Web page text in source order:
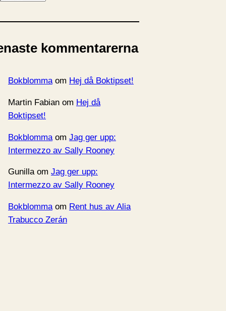
kommentarerna
Bokblommaom Hej då Boktipset!
Martin Fabian om Hej då
Boktipset!
Bokblomma om Jag ger upp:
Intermezzo av Sally Rooney
Gunillaom Jag ger upp:
Intermezzo av Sally Rooney
Bokblommaom Rent hus av Alia
Trabucco Zerán